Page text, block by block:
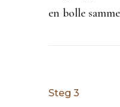
en bolle
Steg 3